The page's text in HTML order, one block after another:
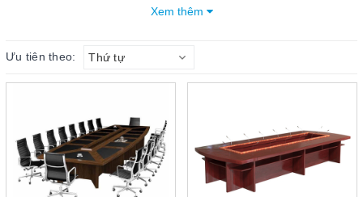
phẩm đang dần trở thành sự lựa chọn hàng đầu của nhiều doanh
Bàn họp The One sử dụng chất liệu sơn PU cao cấp
Giá thành phải chăng
Màu sắc mang đến sự sang trọng
Xem thêm
Ưu tiên theo: Thứ tự